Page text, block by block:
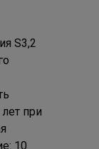
S3,2
при
10